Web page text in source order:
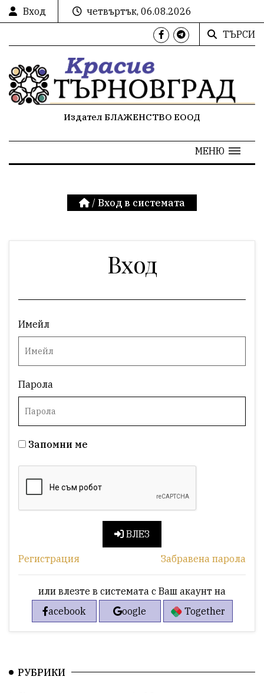
Вход
четвъртък, 06.08.2026
ТЪРСИ
Издател БЛАЖЕНСТВО ЕООД
МЕНЮ
/ Вход в системата
Вход
Имейл
Парола
Запомни ме
ВЛЕЗ
Регистрация Забравена парола
или влезте в системата с Ваш акаунт на
acebook
oogle Together
РУБРИКИ